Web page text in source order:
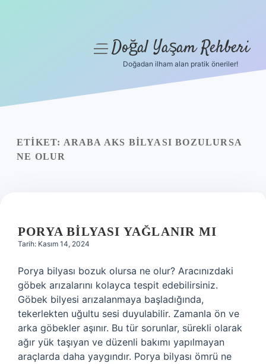
Yasal Uyarı
menüyüDoğal Yaşam Rehberi
Doğadan ilham alan pratik öneriler!
ETIKET: ARABA AKS BILYASI BOZULURSA
NE OLUR
PORYA BILYASI YAĞLANIR MI
Tarih: Kasım 14, 2024
Porya bilyası bozuk olursa ne olur? Aracınızdaki
göbek arızalarını kolayca tespit edebilirsiniz.
Göbek bilyesi arızalanmaya başladığında,
tekerlekten uğultu sesi duyulabilir. Zamanla ön ve
arka göbekler aşınır. Bu tür sorunlar, sürekli olarak
ağır yük taşıyan ve düzenli bakımı yapılmayan
araçlarda daha yaygındır. Porya bilyası ömrü ne